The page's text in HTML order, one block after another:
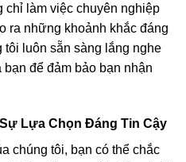
chỉ làm việc chuyên nghiệp
ra những khoảnh khắc đáng
luôn sẵn sàng lắng nghe
để đảm bảo bạn nhận
Lựa Chọn Đáng Tin Cậy
chúng tôi, bạn có thể chắc